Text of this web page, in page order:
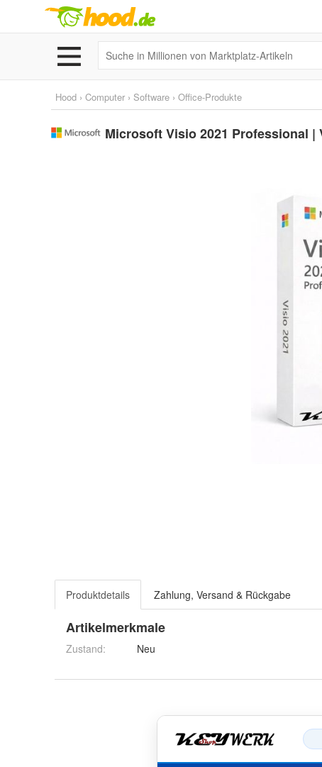
Hood › Computer › Software › Office-Produkte
Microsoft Visio 2021 Professional
Produktdetails Zahlung, Versand & Rückgabe
Artikelmerkmale
Zustand: Neu